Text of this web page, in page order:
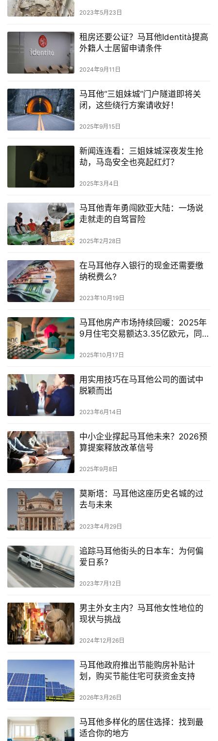
2023年5月23日
租房还要公证？马耳他Identità提高
外籍人士居留申请条件
2024年9月11日
马耳他“三姐妹城”门户隧道即将关
闭，这些绕行方案请收好！
2025年9月15日
新闻连连看：三姐妹城深夜发生抢
劫，马岛安全也亮起红灯？
2025年3月4日
马耳他青年勇闯欧亚大陆：一场说
走就走的自驾冒险
2025年2月28日
在马耳他存入银行的现金还需要缴
纳税费么?
2023年10月19日
马耳他房产市场持续回暖：2025年
9月住宅交易额达3.35亿欧元，同比
2025年10月17日
用实用技巧在马耳他公司的面试中
脱颖而出
2023年6月14日
中小企业撑起马耳他未来？2026预
算提案释放改革信号
2025年9月8日
莫斯塔：马耳他这座历史名城的过
去与未来
2023年4月29日
追踪马耳他街头的日本车：为何偏
爱日系?
2023年7月12日
男主外女主内？马耳他女性地位的
现状与挑战
2024年12月26日
马耳他政府推出节能购房补贴计
划，购买节能住宅可获资金支持
2026年3月26日
马耳他多样化的居住选择：找到最
适合你的地方